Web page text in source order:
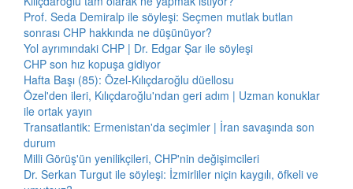
Prof. Seda Demiralp ile söyleşi: Seçmen mutlak butlan
sonrası CHP hakkında ne düşünüyor?
Yol ayrımındaki CHP | Dr. Edgar Şar ile söyleşi
CHP son hız kopuşa gidiyor
Hafta Başı (85): Özel-Kılıçdaroğlu düellosu
Özel'den ileri, Kılıçdaroğlu'ndan geri adım | Uzman konuklar
ile ortak yayın
Transatlantik: Ermenistan'da seçimler | İran savaşında son
durum
Milli Görüş'ün yenilikçileri, CHP'nin değişimcileri
Dr. Serkan Turgut ile söyleşi: İzmirliler niçin kaygılı, öfkeli ve